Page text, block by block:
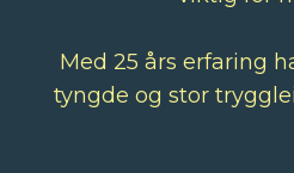
Med 25 års erfaring
tyngde og stor